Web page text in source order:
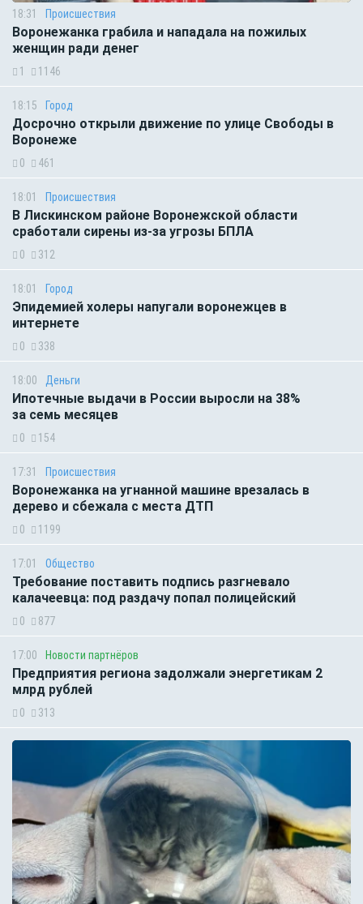
18:31 Происшествия
Воронежанка грабила и нападала на пожилых
женщин ради денег
1 1146
18:15 Город
Досрочно открыли движение по улице Свободы в
Воронеже
0 461
18:01 Происшествия
В Лискинском районе Воронежской области
сработали сирены из-за угрозы БПЛА
0 312
18:01 Город
Эпидемией холеры напугали воронежцев в
интернете
0 338
18:00 Деньги
Ипотечные выдачи в России выросли на 38%
за семь месяцев
0 154
17:31 Происшествия
Воронежанка на угнанной машине врезалась в
дерево и сбежала с места ДТП
0 1199
17:01 Общество
Требование поставить подпись разгневало
калачеевца: под раздачу попал полицейский
0 877
17:00 Новости партнёров
Предприятия региона задолжали энергетикам 2
млрд рублей
0 313